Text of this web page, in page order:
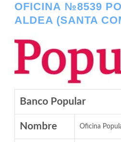
OFICINA №8539
ALDEA (SANTA
Banco Popular
Nombre Oficina